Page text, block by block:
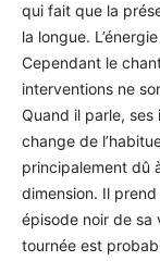
qui fait que la
la longue.
Cependant le
interventions ne
Quand il parle, ses
change de
principalement dû
dimension. Il
épisode noir de sa
tournée est